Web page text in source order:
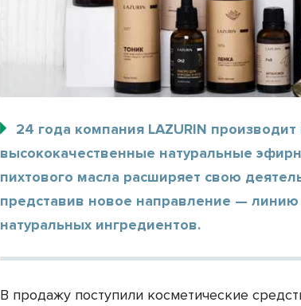
24 года компания LAZURIN производит
высококачественные натуральные
пихтового масла расширяет свою
представив новое направление — линию
натуральных ингредиентов.
В продажу поступили косметические